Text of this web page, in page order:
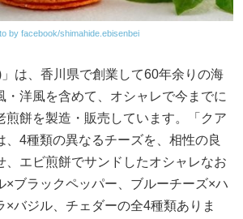
by facebook/shimahide.ebisenbei
」は、香川県で創業して60年余りの海
・洋風を含めて、オシャレで今までに
煎餅を製造・販売しています。「クア
、4種類の異なるチーズを、相性の良
、エビ煎餅でサンドしたオシャレなお
×ブラックペッパー、ブルーチーズ×ハ
×バジル、チェダーの全4種類ありま